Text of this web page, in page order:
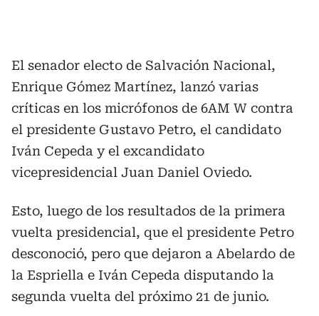
El senador electo de Salvación Nacional,
Enrique Gómez Martínez, lanzó varias
críticas en los micrófonos de 6AM W contra
el presidente Gustavo Petro, el candidato
Iván Cepeda y el excandidato
vicepresidencial Juan Daniel Oviedo.
Esto, luego de los resultados de la primera
vuelta presidencial, que el presidente Petro
desconoció, pero que dejaron a Abelardo de
la Espriella e Iván Cepeda disputando la
segunda vuelta del próximo 21 de junio.